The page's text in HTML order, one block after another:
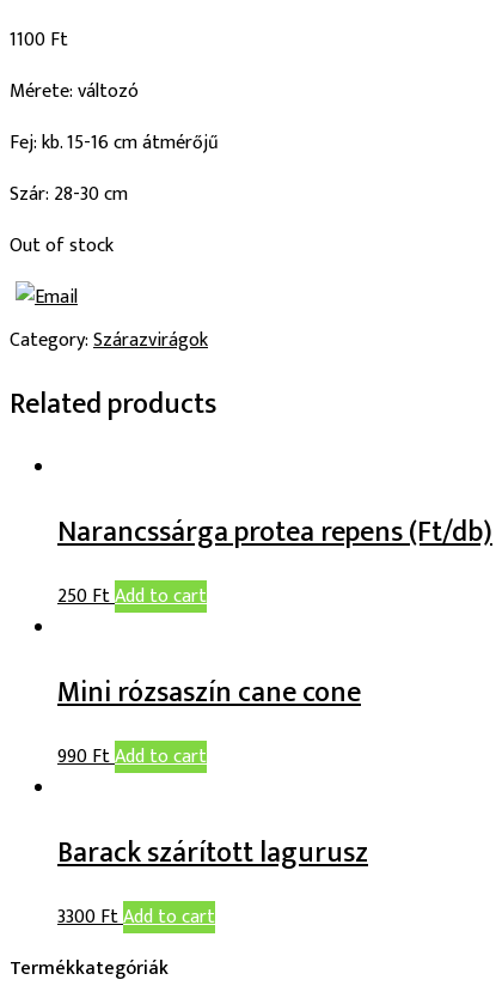
1100Ft
Mérete: változó
Fej: kb. 15-16 cm átmérőjű
Szár: 28-30 cm
Out of stock
Category:Szárazvirágok
Related products
Narancssárga protea repens (Ft/db)
250FtAdd to cart
Mini rózsaszín cane cone
990FtAdd to cart
Barack szárított lagurusz
3300FtAdd to cart
Termékkategóriák